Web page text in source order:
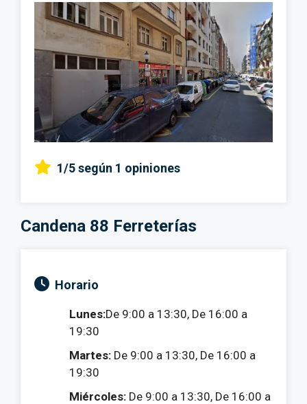
1/5según 1 opiniones
Candena 88 Ferreterías
Horario
Lunes:De 9:00 a 13:30, De 16:00 a
19:30
Martes: De 9:00 a 13:30, De 16:00 a
19:30
Miércoles: De 9:00 a 13:30, De 16:00 a